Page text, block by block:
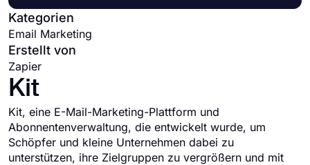
Kategorien
Email Marketing
Erstellt von
Zapier
Kit
Kit, eine E-Mail-Marketing-Plattform und
Abonnentenverwaltung, die entwickelt wurde, um
Schöpfer und kleine Unternehmen dabei zu
unterstützen, ihre Zielgruppen zu vergrößern und mit